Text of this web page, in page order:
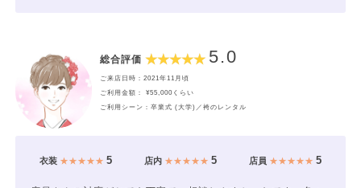
総合評価 5.0
ご来店日時：2021年11月頃
ご利用金額： ¥55,000くらい
ご利用シーン：卒業式 (大学)／袴のレンタル
衣装★★★★★ 5 店内★★★★★ 5 店員 ★★★★★5